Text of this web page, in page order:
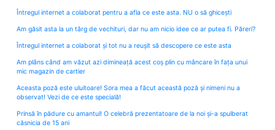
Întregul internet a colaborat pentru a afla ce este asta. NU o să ghicești
Am găsit asta la un târg de vechituri, dar nu am nicio idee ce ar putea fi. Păreri?
Întregul internet a colaborat și tot nu a reușit să descopere ce este asta
Am plâns când am văzut azi dimineață acest coș plin cu mâncare în fața unui
mic magazin de cartier
Aceasta poză este uluitoare! Sora mea a făcut această poză și nimeni nu a
observat! Vezi de ce este specială!
Prinsă în pădure cu amantul! O celebră prezentatoare de la noi și-a spulberat
căsnicia de 15 ani